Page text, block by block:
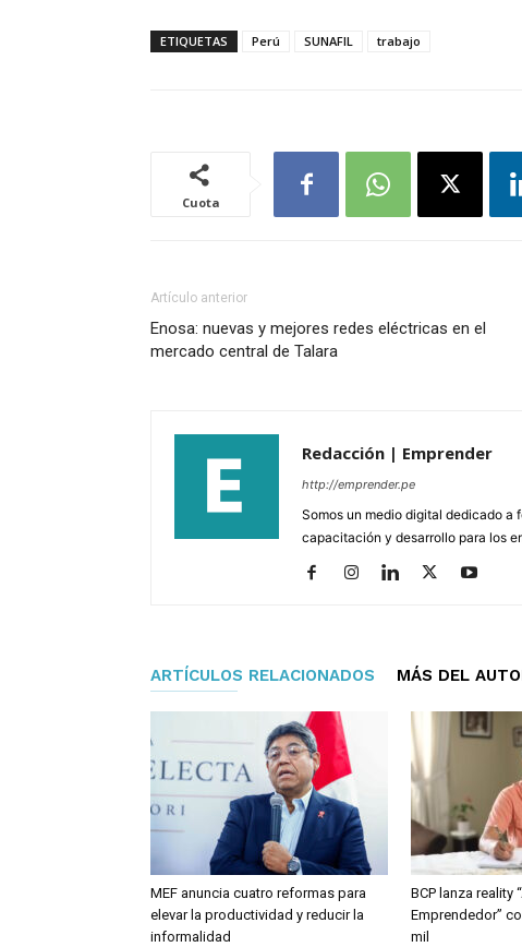
ETIQUETAS Perú SUNAFIL trabajo
Cuota
Artículo anterior
Enosa: nuevas y mejores redes eléctricas en el
mercado central de Talara
Redacción | Emprender
http://emprender.pe
Somos un medio digital dedicado a
capacitación y desarrollo para los
ARTÍCULOS RELACIONADOS MÁS DEL
MEF anuncia cuatro reformas para
elevar la productividad y reducir la
informalidad
BCP lanza reality
Emprendedor”
mil